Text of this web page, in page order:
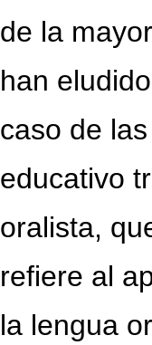
de la
han
caso de
educativo
oralista,
refiere al
la lengua